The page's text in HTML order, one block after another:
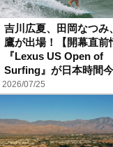
吉川広夏、田岡なつみ
鷹が出場！【開幕直前
『Lexus US Open of
Surfing』が日本時間
ート！
2026/07/25